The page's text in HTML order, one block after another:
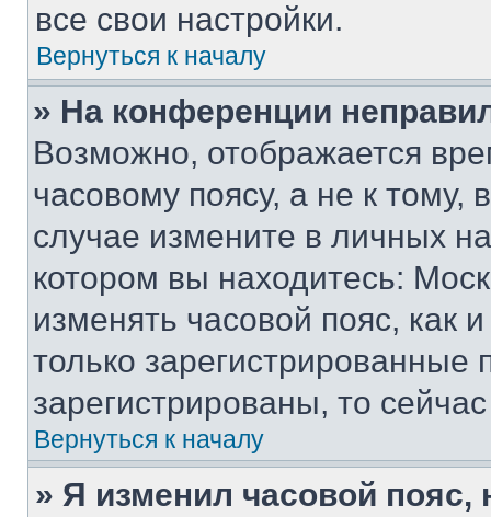
все свои настройки.
Вернуться к началу
» На конференции
Возможно, отображается
часовому поясу, а не к тому,
случае измените в личных
котором вы находитесь:
изменять часовой пояс, как
только
зарегистрированы, то
Вернуться к началу
» Я изменил часовой пояс,